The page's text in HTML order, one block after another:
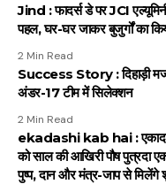
Jind : फादर्स डे पर JCI
पहल, घर-घर जाकर बुजुर्गों का
2 Min Read
Success Story : दिहाड़ी
अंडर-17 टीम में सिलेक्शन
2 Min Read
ekadashi kab hai :
को साल की आखिरी पौष पुत्रदा
पुष्प, दान और मंत्र-जाप से